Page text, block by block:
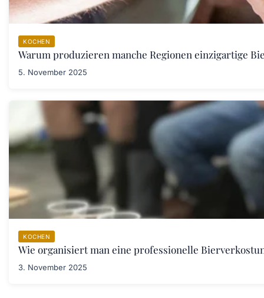
KOCHEN
Warum produzieren manche Regionen einzigartige
5. November 2025
KOCHEN
Wie organisiert man eine professionelle
3. November 2025